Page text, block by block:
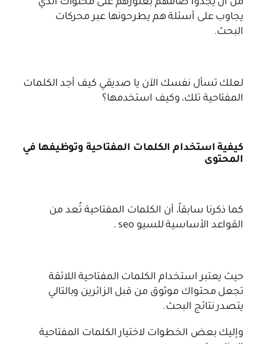
من أن يجدوا ضالتهم بعثورهم على محتواك الذي
يجاوب على أسئلة هم يطرحونها عبر محركات
البحث.
لعلك تسأل نفسك الآن يا صديقي كيف أجد الكلمات
المفتاحية تلك، وكيف استخدمها؟
كيفية استخدام الكلمات المفتاحية وتوظيفها في
المحتوى
كما ذكرنا سابقاً، أن الكلمات المفتاحية تُعد من
القواعد الأساسية للسيو seo .
حيث يعتبر استخدام الكلمات المفتاحية اللائقة
تجعل محتواك موثوق من قبل الزائرين وبالتالي
يتصدر نتائج البحث.
وإليك بعض الخطوات لاختيار الكلمات المفتاحية